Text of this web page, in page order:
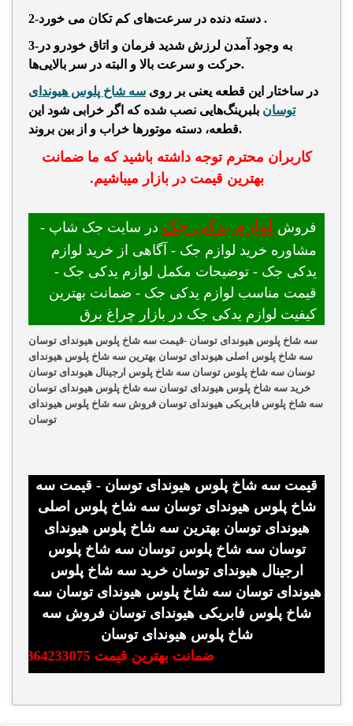
2-دسته دنده در سرعت‌های کم .
3-به وجود آمدن لرزش شدید فرمان و اتاق خودرو در
حرکت و سرعت بالا و البته در سر بالایی‌ها.
در ساختار این قطعه یعنی بر روی سه شاخ پلوس هیوندای
توسان بلبرینگ‌هایی نصب شده که اگر خرابی شود این
قطعه، دسته موتورها خراب و از بین بروند.
کاربران محترم توجه داشته باشید که ما ضمانت
بهترین قیمت در بازار میباشیم.
فروش لوازم یدکی جک در سایت جک شاپ -
مشاوره خرید لوازم جک - آگاهی از خرید لوازم
یدکی جک - توضیحات مکمل لوازم یدکی جک -
قیمت مناسب لوازم یدکی جک - ضمانت بهترین
کیفیت لوازم یدکی جک در بازار چراغ برق
سه شاخ پلوس هیوندای توسان -قیمت سه شاخ پلوس هیوندای توسان
سه شاخ پلوس اصلی هیوندای توسان بهترین سه شاخ پلوس هیوندای
توسان سه شاخ پلوس توسان سه شاخ پلوس ارجینال هیوندای توسان
خرید سه شاخ پلوس هیوندای توسان سه شاخ پلوس هیوندای توسان
سه شاخ پلوس فابریکی هیوندای توسان فروش سه شاخ پلوس هیوندای
توسان
قیمت سه شاخ پلوس هیوندای توسان - قیمت سه
شاخ پلوس هیوندای توسان سه شاخ پلوس اصلی
هیوندای توسان بهترین سه شاخ پلوس هیوندای
توسان سه شاخ پلوس توسان سه شاخ پلوس
ارجینال هیوندای توسان خرید سه شاخ پلوس
هیوندای توسان سه شاخ پلوس هیوندای توسان سه
شاخ پلوس فابریکی هیوندای توسان فروش سه
شاخ پلوس هیوندای توسان
ضمانت بهترین قیمت 09364233075